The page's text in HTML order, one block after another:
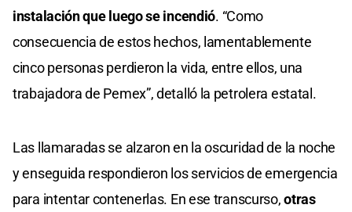
instalación que luego se incendió. “Como
consecuencia de estos hechos, lamentablemente
cinco personas perdieron la vida, entre ellos, una
trabajadora de Pemex”, detalló la petrolera estatal.
Las llamaradas se alzaron en la oscuridad de la noche
y enseguida respondieron los servicios de emergencia
para intentar contenerlas. En ese transcurso,otras